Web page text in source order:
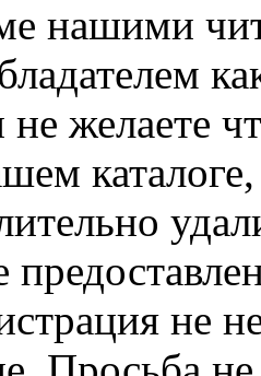
нашими
не желаете
не